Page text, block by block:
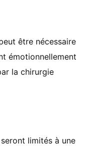
être nécessaire
émotionnellement
la chirurgie
limités à une